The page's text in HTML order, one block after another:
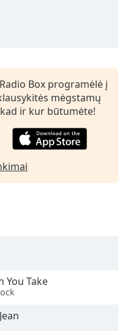
Box programėlė į
mėgstamų
ir kur būtumėte!
You Take